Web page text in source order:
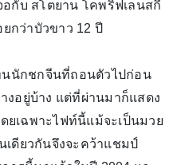
อกับ สโตยาน โคพริฟเลนสกี้
กว่าบัวขาว 12 ปี
นักชกจีนที่ถอนตัวไปก่อน
งอยู่บ้าง แต่ที่ผ่านมาก็แสดง
ยเฉพาะไฟท์นี้แม้จะเป็นมวย
เดียวกันจึงจะคว้าแชมป์